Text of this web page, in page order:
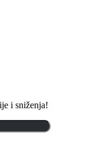
i sniženja!